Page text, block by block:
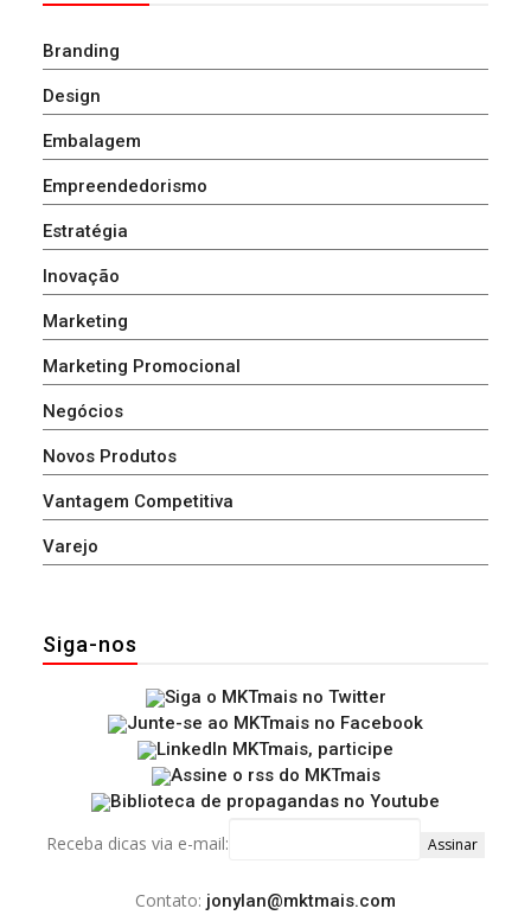
Branding
Design
Embalagem
Empreendedorismo
Estratégia
Inovação
Marketing
Marketing Promocional
Negócios
Novos Produtos
Vantagem Competitiva
Varejo
Siga-nos
Receba dicas via e-mail:
Contato: jonylan@mktmais.com